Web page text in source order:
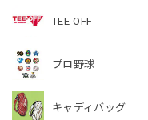
TEE-OFF
プロ野球
キャディバッグ